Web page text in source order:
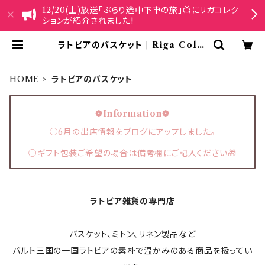
12/20(土)放送「ぶらり途中下車の旅」📺にリガコレク
ションが紹介されました!
ラトビアのバスケット | Riga Colle
HOME ラトビアのバスケット
❁Information❁
○6月の出店情報をブログにアップしました。
○ギフト包装ご希望の場合は備考欄にご記入ください🎁
ラトビア雑貨の専門店
バスケット、ミトン、リネン製品など
バルト三国の一国ラトビアの素朴で温かみのある商品を扱ってい